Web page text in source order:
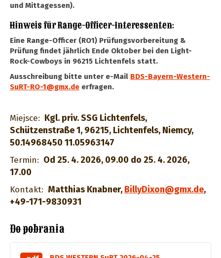
und Mittagessen).
Hinweis für Range-Officer-Interessenten:
Eine Range-Officer (RO1) Prüfungsvorbereitung &
Prüfung findet jährlich Ende Oktober bei den Light-
Rock-Cowboys in 96215 Lichtenfels statt.
Ausschreibung bitte unter e-Mail BDS-Bayern-Western-
SuRT-RO-1@gmx.de erfragen.
Miejsce: Kgl. priv. SSG Lichtenfels,
Schützenstraße 1, 96215, Lichtenfels, Niemcy,
50.14968450 11.05963147
Termin: Od 25. 4. 2026, 09.00 do 25. 4. 2026,
17.00
Kontakt: Matthias Knabner, BillyDixon@gmx.de,
+49-171-9830931
Do pobrania